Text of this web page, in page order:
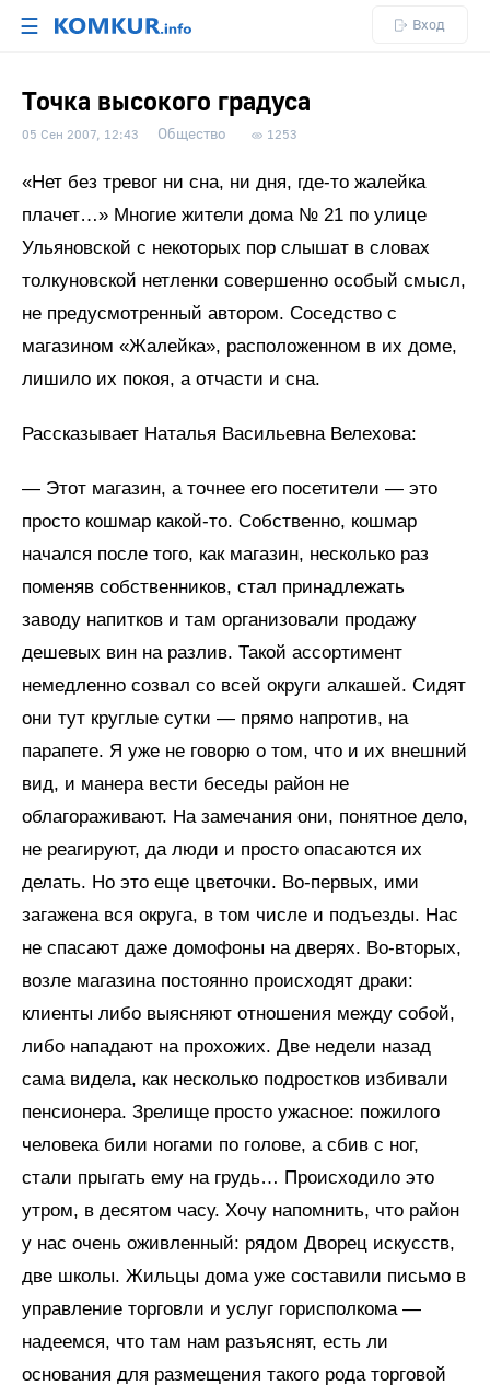
☰ Вход
Точка высокого градуса
05 Сен 2007, 12:43 Общество 1253
«Нет без тревог ни сна, ни дня, где-то жалейка
плачет…» Многие жители дома № 21 по улице
Ульяновской с некоторых пор слышат в словах
толкуновской нетленки совершенно особый смысл,
не предусмотренный автором. Соседство с
магазином «Жалейка», расположенном в их доме,
лишило их покоя, а отчасти и сна.
Рассказывает Наталья Васильевна Велехова:
— Этот магазин, а точнее его посетители — это
просто кошмар какой-то. Собственно, кошмар
начался после того, как магазин, несколько раз
поменяв собственников, стал принадлежать
заводу напитков и там организовали продажу
дешевых вин на разлив. Такой ассортимент
немедленно созвал со всей округи алкашей. Сидят
они тут круглые сутки — прямо напротив, на
парапете. Я уже не говорю о том, что и их внешний
вид, и манера вести беседы район не
облагораживают. На замечания они, понятное дело,
не реагируют, да люди и просто опасаются их
делать. Но это еще цветочки. Во-первых, ими
загажена вся округа, в том числе и подъезды. Нас
не спасают даже домофоны на дверях. Во-вторых,
возле магазина постоянно происходят драки:
клиенты либо выясняют отношения между собой,
либо нападают на прохожих. Две недели назад
сама видела, как несколько подростков избивали
пенсионера. Зрелище просто ужасное: пожилого
человека били ногами по голове, а сбив с ног,
стали прыгать ему на грудь… Происходило это
утром, в десятом часу. Хочу напомнить, что район
у нас очень оживленный: рядом Дворец искусств,
две школы. Жильцы дома уже составили письмо в
управление торговли и услуг горисполкома —
надеемся, что там нам разъяснят, есть ли
основания для размещения такого рода торговой